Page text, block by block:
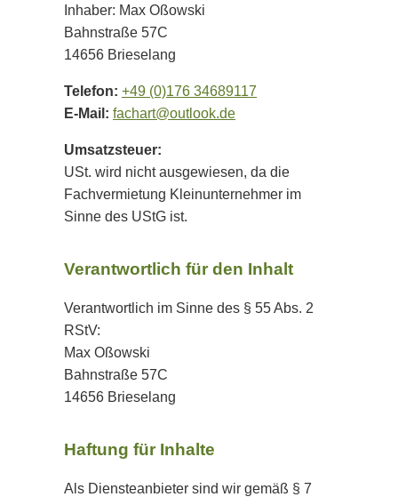
Inhaber: Max Oßowski
Bahnstraße 57C
14656 Brieselang
Telefon: +49 (0)176 34689117
E-Mail: fachart@outlook.de
Umsatzsteuer:
USt. wird nicht ausgewiesen, da die
Fachvermietung Kleinunternehmer im
Sinne des UStG ist.
Verantwortlich für den Inhalt
Verantwortlich im Sinne des § 55 Abs. 2
RStV:
Max Oßowski
Bahnstraße 57C
14656 Brieselang
Haftung für Inhalte
Als Diensteanbieter sind wir gemäß § 7